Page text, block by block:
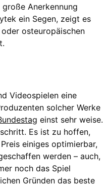
Anerkennung
ein Segen, zeigt es
osteuropäischen
Videospielen eine
solcher Werke
einst sehr weise.
Es ist zu hoffen,
einiges optimierbar,
werden – auch,
noch das Spiel
Gründen das beste